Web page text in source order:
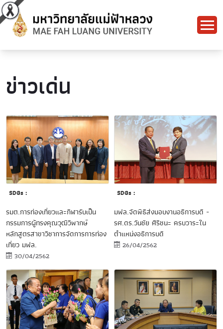
ข่าวเด่น
SDGs :
รมต.การท่องเที่ยวและกีฬารับเป็น
กรรมการผู้ทรงคุณวุฒิวิพากษ์
หลักสูตรสาขาวิชาการจัดการการท่อง
เที่ยว​​ มฟล.
30/04/2562
SDGs :
มฟล.จัดพิธีส่งมอบงานอธิการบดี -
รศ.ดร.วันชัย ศิริชนะ ครบวาระใน
ตำแหน่งอธิการบดี
26/04/2562